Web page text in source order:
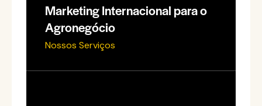
Marketing Internacional para o
Agronegócio
Nossos Serviços